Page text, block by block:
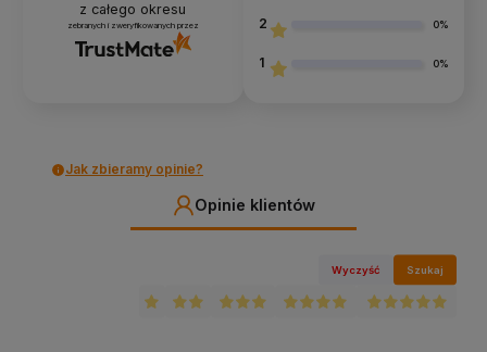
z całego okresu
zebranych i zweryfikowanych przez 2 0%
1 0%
Jak zbieramy opinie?
Opinie klientów
Wyczyść Szukaj